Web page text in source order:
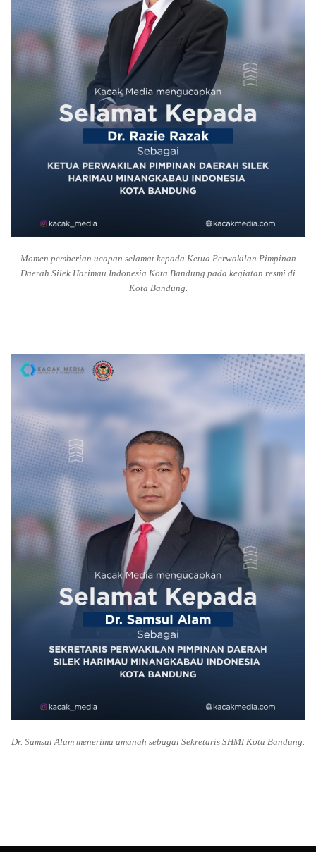
Momen pemberian ucapan selamat kepada Ketua Perwakilan Pimpinan
Daerah Silek Harimau Indonesia Kota Bandung pada kegiatan resmi di
Kota Bandung.
Dr. Samsul Alam menerima amanah sebagai Sekretaris SHMI Kota Bandung.